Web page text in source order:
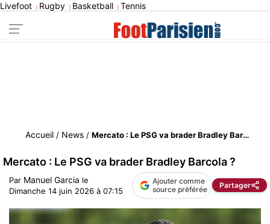
Livefoot | Rugby | Basketball | Tennis
Accueil / News / Mercato : Le PSG va brader Bradley Barcola ?
Mercato : Le PSG va brader Bradley Barcola ?
Par Manuel Garcia le
Dimanche 14 juin 2026 à 07:15
Ajouter comme
source préférée
Partager